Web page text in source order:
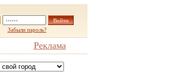
Забыли пароль?
Реклама